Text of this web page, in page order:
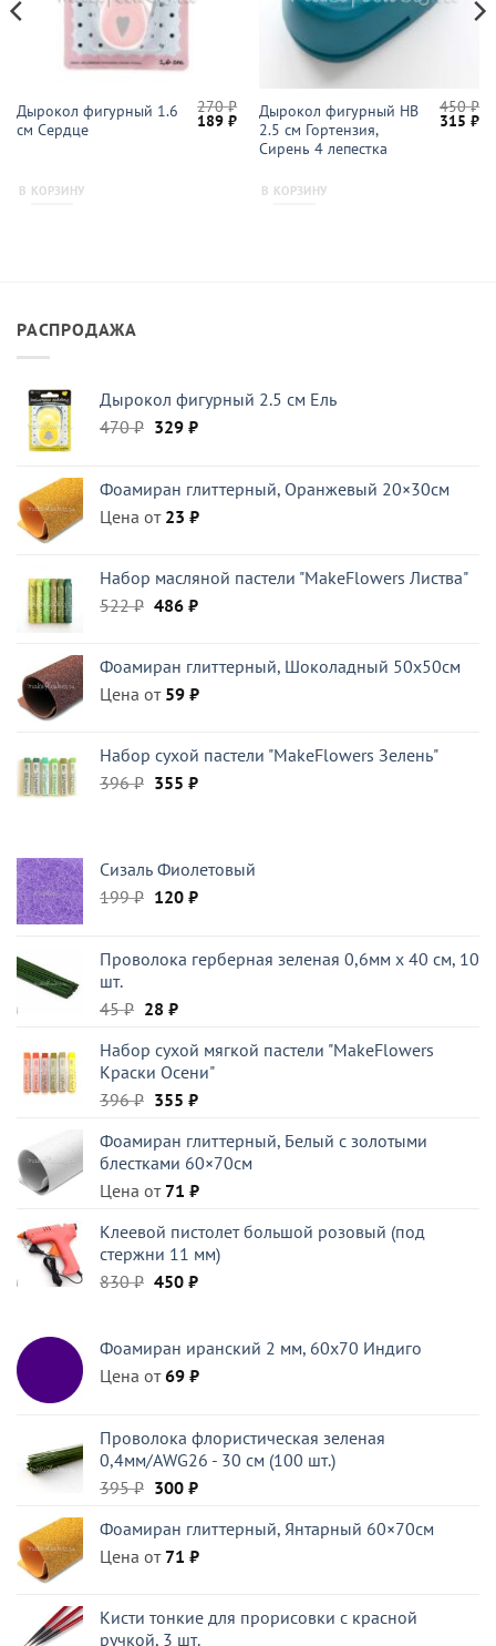
Дырокол фигурный 1.6
см Сердце
270₽
Первоначальная
составляла
189₽Текущая
цена:
189 ₽.
В КОРЗИНУ
Дырокол фигурный HB
2.5 см Гортензия,
Сирень 4 лепестка
450₽
315₽
В КОРЗИНУ
РАСПРОДАЖА
Дырокол фигурный 2.5 см Ель
470₽ Первоначальная
470 ₽.
329 ₽Текущая
Фоамиран глиттерный, Оранжевый 20×30см
Цена от 23 ₽
Набор масляной пастели "MakeFlowers Листва"
522₽ Первоначальная
522 ₽.
486 ₽Текущая
Фоамиран глиттерный, Шоколадный 50x50см
Цена от 59 ₽
Набор сухой пастели "MakeFlowers Зелень"
396₽ Первоначальная
355 ₽Текущая
Сизаль Фиолетовый
199₽ Первоначальная
199 ₽.
120 ₽Текущая
Проволока герберная зеленая 0,6мм x 40 см, 10
шт.
45₽ Первоначальная
составляла
45 ₽.
28 ₽Текущая
28 ₽.
Набор сухой мягкой пастели "MakeFlowers
Краски Осени"
396₽ Первоначальная
составляла
396 ₽.
355 ₽Текущая
355 ₽.
Фоамиран глиттерный, Белый c золотыми
блестками 60×70см
Цена от 71 ₽
Клеевой пистолет большой розовый (под
стержни 11 мм)
830₽ Первоначальная
830 ₽.
450 ₽Текущая
Фоамиран иранский 2 мм, 60х70 Индиго
Цена от69 ₽
Проволока флористическая зеленая
0,4мм/AWG26 - 30 см (100 шт.)
395₽ Первоначальная
составляла
395 ₽.
300 ₽Текущая
300 ₽.
Фоамиран глиттерный, Янтарный 60×70см
Цена от 71 ₽
Кисти тонкие для прорисовки с красной
ручкой, 3 шт.